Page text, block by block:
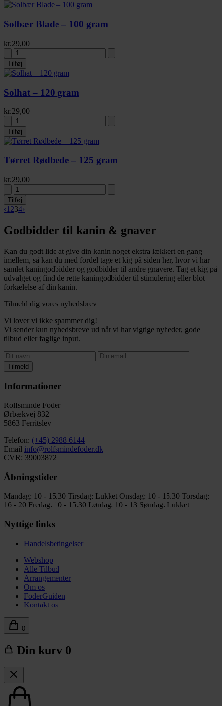
Solbær Blade – 100 gram
kr.29,00
Tilføj
Solhat – 120 gram
kr.29,00
Tilføj
Tørret Rødbede – 125 gram
kr.29,00
Tilføj
‹1 234›
Godbidder til kanin & gnaver
Kan du godt lide at give din kanin noget ekstra lækkert en gang
imellem, så kan du med fordel tage et kig på siden her, hvor vi har
samlet kaningodbidder og godbidder til andre gnavere. Tag et kig på
udvalget og find de rette kaningodbidder til stimulering eller blot
forkælelse af din kanin.
Tilmeld dig vores nyhedsbrev
Vi lover vi ikke spammer dig!
Vi sender kun nyhedsbreve ud når vi har vigtige nyheder, gode
tilbud eller faglige input.
Tilmeld
Informationer
Rolfsminde Foder
Ørbækvej 832
5863 Ferritslev
Telefon: (+45) 2988 6144
Email info@rolfsmindefoder.dk
CVR: 39003872
Åbningstider
Mandag: 10 - 15.30 Tirsdag: Lukket Onsdag: 10 - 15.30 Torsdag:
16 - 20 Fredag: 10 - 15.30 Lørdag: 10 - 13 Søndag: Lukket
Nyttige links
Handelsbetingelser
Webshop
Alle Tilbud
Arrangementer
Om os
FoderGuiden
Kontakt os
0
Din kurv 0